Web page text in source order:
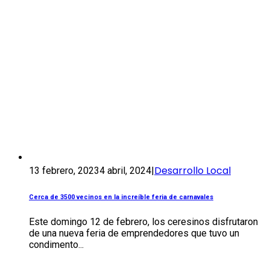
13 febrero, 20234 abril, 2024|Desarrollo Local
Cerca de 3500 vecinos en la increíble feria de carnavales
Este domingo 12 de febrero, los ceresinos disfrutaron
de una nueva feria de emprendedores que tuvo un
condimento...